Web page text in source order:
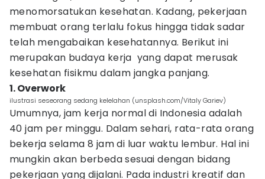
menomorsatukan kesehatan. Kadang, pekerjaan
membuat orang terlalu fokus hingga tidak sadar
telah mengabaikan kesehatannya. Berikut ini
merupakan budaya kerja yang dapat merusak
kesehatan fisikmu dalam jangka panjang.
1. Overwork
ilustrasi seseorang sedang kelelahan (unsplash.com/Vitaly Gariev)
Umumnya, jam kerja normal di Indonesia adalah
40 jam per minggu. Dalam sehari, rata-rata orang
bekerja selama 8 jam di luar waktu lembur. Hal ini
mungkin akan berbeda sesuai dengan bidang
pekerjaan yang dijalani. Pada industri kreatif dan